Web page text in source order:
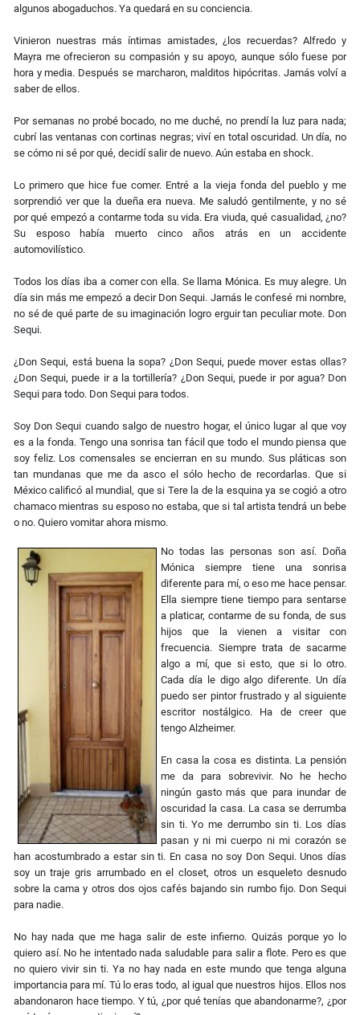
algunos abogaduchos. Ya quedará en su conciencia.
Vinieron nuestras más íntimas amistades, ¿los recuerdas? Alfredo y
Mayra me ofrecieron su compasión y su apoyo, aunque sólo fuese por
hora y media. Después se marcharon, malditos hipócritas. Jamás volví a
saber de ellos.
Por semanas no probé bocado, no me duché, no prendí la luz para nada;
cubrí las ventanas con cortinas negras; viví en total oscuridad. Un día, no
se cómo ni sé por qué, decidí salir de nuevo. Aún estaba en shock.
Lo primero que hice fue comer. Entré a la vieja fonda del pueblo y me
sorprendió ver que la dueña era nueva. Me saludó gentilmente, y no sé
por qué empezó a contarme toda su vida. Era viuda, qué casualidad, ¿no?
Su esposo había muerto cinco años atrás en un accidente
automovilístico.
Todos los días iba a comer con ella. Se llama Mónica. Es muy alegre. Un
día sin más me empezó a decir Don Sequi. Jamás le confesé mi nombre,
no sé de qué parte de su imaginación logro erguir tan peculiar mote. Don
Sequi.
¿Don Sequi, está buena la sopa? ¿Don Sequi, puede mover estas ollas?
¿Don Sequi, puede ir a la tortillería? ¿Don Sequi, puede ir por agua? Don
Sequi para todo. Don Sequi para todos.
Soy Don Sequi cuando salgo de nuestro hogar, el único lugar al que voy
es a la fonda. Tengo una sonrisa tan fácil que todo el mundo piensa que
soy feliz. Los comensales se encierran en su mundo. Sus pláticas son
tan mundanas que me da asco el sólo hecho de recordarlas. Que si
México calificó al mundial, que si Tere la de la esquina ya se cogió a otro
chamaco mientras su esposo no estaba, que si tal artista tendrá un bebe
o no. Quiero vomitar ahora mismo.
No todas las personas son así. Doña
Mónica siempre tiene una sonrisa
diferente para mí, o eso me hace pensar.
Ella siempre tiene tiempo para sentarse
a platicar, contarme de su fonda, de sus
hijos que la vienen a visitar con
frecuencia. Siempre trata de sacarme
algo a mí, que si esto, que si lo otro.
Cada día le digo algo diferente. Un día
puedo ser pintor frustrado y al siguiente
escritor nostálgico. Ha de creer que
tengo Alzheimer.
En casa la cosa es distinta. La pensión
me da para sobrevivir. No he hecho
ningún gasto más que para inundar de
oscuridad la casa. La casa se derrumba
sin ti. Yo me derrumbo sin ti. Los días
pasan y ni mi cuerpo ni mi corazón se
han acostumbrado a estar sin ti. En casa no soy Don Sequi. Unos días
soy un traje gris arrumbado en el closet, otros un esqueleto desnudo
sobre la cama y otros dos ojos cafés bajando sin rumbo fijo. Don Sequi
para nadie.
No hay nada que me haga salir de este infierno. Quizás porque yo lo
quiero así. No he intentado nada saludable para salir a flote. Pero es que
no quiero vivir sin ti. Ya no hay nada en este mundo que tenga alguna
importancia para mí. Tú lo eras todo, al igual que nuestros hijos. Ellos nos
abandonaron hace tiempo. Y tú, ¿por qué tenías que abandonarme?, ¿por